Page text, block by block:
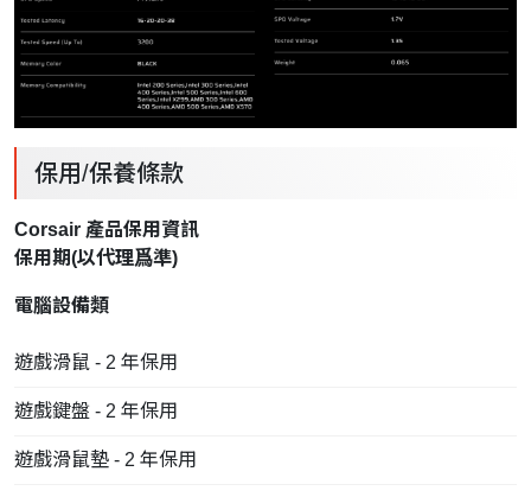
保用/保養條款
Corsair 產品保用資訊
保用期(以代理爲準)
電腦設備類
遊戲滑鼠 - 2 年保用
遊戲鍵盤 - 2 年保用
遊戲滑鼠墊 - 2 年保用